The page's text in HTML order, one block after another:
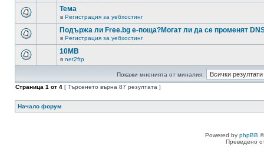
Тема
в Регистрация за уебхостинг
Подържа ли Free.bg е-поща?Могат ли да се променят
в Регистрация за уебхостинг
10MB
в net2ftp
Покажи мненията от миналия:
Страница 1 от 4 [ Търсенето върна 87 резултата ]
Начало форум
Powered by phpBB
Преведено